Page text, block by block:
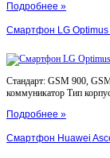
Подробнее »
Смартфон LG Optimus
Стандарт: GSM 900,
коммуникатор Тип
Подробнее »
Смартфон Huawei